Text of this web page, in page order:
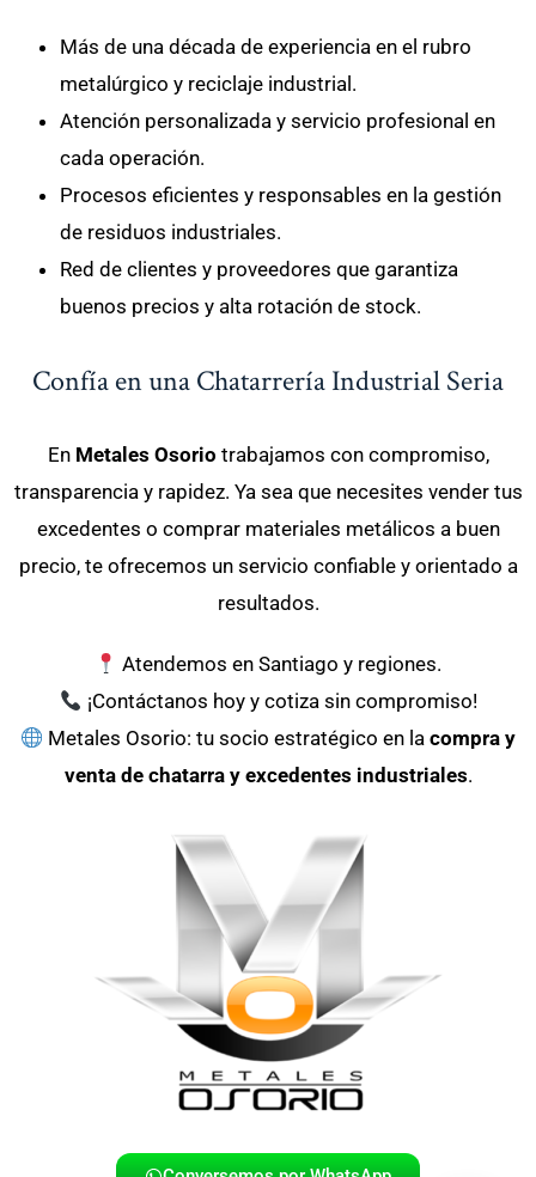
Más de una década de experiencia en el rubro
metalúrgico y reciclaje industrial.
Atención personalizada y servicio profesional en
cada operación.
Procesos eficientes y responsables en la gestión
de residuos industriales.
Red de clientes y proveedores que garantiza
buenos precios y alta rotación de stock.
Confía en una Chatarrería Industrial Seria
En Metales Osorio trabajamos con compromiso,
transparencia y rapidez. Ya sea que necesites vender tus
excedentes o comprar materiales metálicos a buen
precio, te ofrecemos un servicio confiable y orientado a
resultados.
Atendemos en Santiago y regiones.
¡Contáctanos hoy y cotiza sin compromiso!
Metales Osorio: tu socio estratégico en lacompra y
venta de chatarra y excedentes industriales.